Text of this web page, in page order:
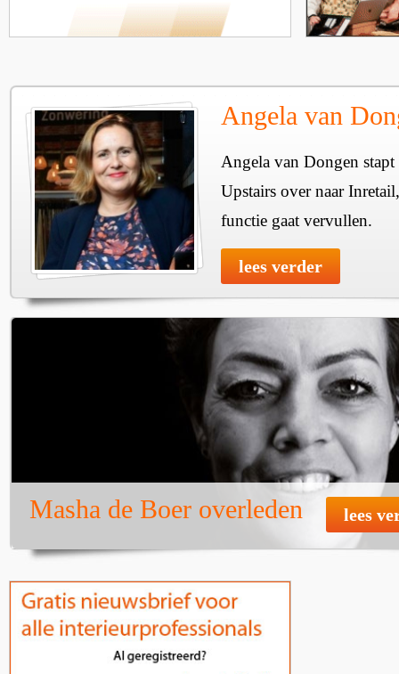
Angela van
Angela van Dongen
Upstairs over naar
functie gaat vervullen.
lees verder
Masha de Boer overleden lees